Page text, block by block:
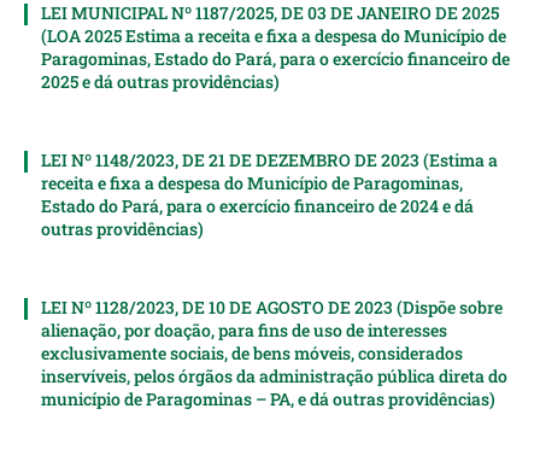
LEI MUNICIPAL Nº 1187/2025, DE 03 DE JANEIRO DE 2025
(LOA 2025 Estima a receita e fixa a despesa do Município de
Paragominas, Estado do Pará, para o exercício financeiro de
2025 e dá outras providências)
LEI Nº 1148/2023, DE 21 DE DEZEMBRO DE 2023 (Estima a
receita e fixa a despesa do Município de Paragominas,
Estado do Pará, para o exercício financeiro de 2024 e dá
outras providências)
LEI Nº 1128/2023, DE 10 DE AGOSTO DE 2023 (Dispõe sobre
alienação, por doação, para fins de uso de interesses
exclusivamente sociais, de bens móveis, considerados
inservíveis, pelos órgãos da administração pública direta do
município de Paragominas – PA, e dá outras providências)